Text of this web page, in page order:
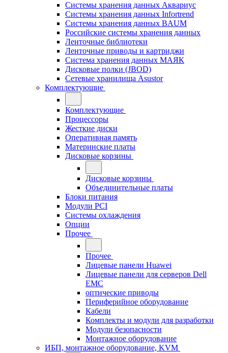
Системы хранения данных Аквариус
Системы хранения данных Infortrend
Системы хранения данных BAUM
Российские системы хранения данных
Ленточные библиотеки
Ленточные приводы и картриджи
Система хранения данных МАЯК
Дисковые полки (JBOD)
Сетевые хранилища Asustor
Комплектующие
Комплектующие
Процессоры
Жесткие диски
Оперативная память
Материнские платы
Дисковые корзины
Дисковые корзины
Объединительные платы
Блоки питания
Модули PCI
Системы охлаждения
Опции
Прочее
Прочее
Лицевые панели Huawei
Лицевые панели для серверов Dell
EMC
оптические приводы
Периферийное оборудование
Кабели
Комплекты и модули для разработки
Модули безопасности
Монтажное оборудование
ИБП, монтажное оборудование, KVM